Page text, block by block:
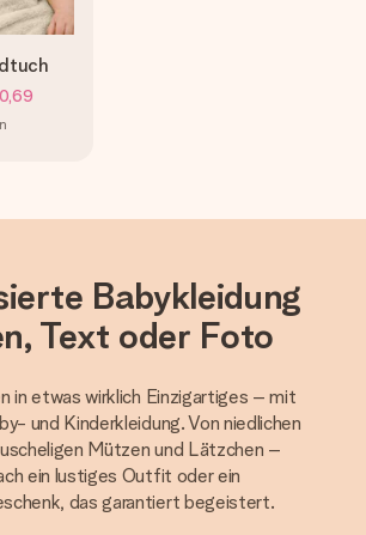
Babykleidung
Text oder Foto
in etwas wirklich Einzigartiges – mit
und Kinderkleidung. Von niedlichen
Mützen und Lätzchen –
ein lustiges Outfit oder ein
das garantiert begeistert.